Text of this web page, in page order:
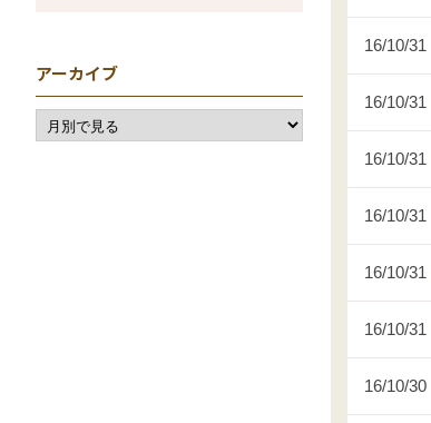
16/10/31
16/10/31
16/10/31
16/10/31
16/10/31
16/10/31
16/10/30
アーカイブ